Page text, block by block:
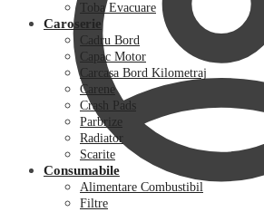
Toba Evacuare
Caroserie
Cadru Bord
Capac Motor
Carcasa Bord Kilometraj
Carene
Crash Pads
Parbrize
Radiator
Scarite
Consumabile
Alimentare Combustibil
Filtre